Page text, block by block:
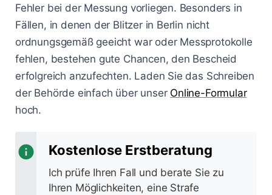
Fehler bei der Messung vorliegen. Besonders in
Fällen, in denen der Blitzer in Berlin nicht
ordnungsgemäß geeicht war oder Messprotokolle
fehlen, bestehen gute Chancen, den Bescheid
erfolgreich anzufechten. Laden Sie das Schreiben
der Behörde einfach über unser Online-Formular
hoch.
Kostenlose Erstberatung
Ich prüfe Ihren Fall und berate Sie zu
Ihren Möglichkeiten, eine Strafe